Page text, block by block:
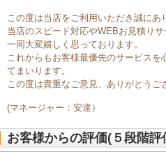
この度は当店をご利用いただき誠にあ
当店のスピード対応やWEBお見積り
一同大変嬉しく思っております。
これからもお客様最優先のサービス
てまいります。
この度は貴重なご意見、ありがとうご
(マネージャー：安達）
お客様からの評価(５段階評